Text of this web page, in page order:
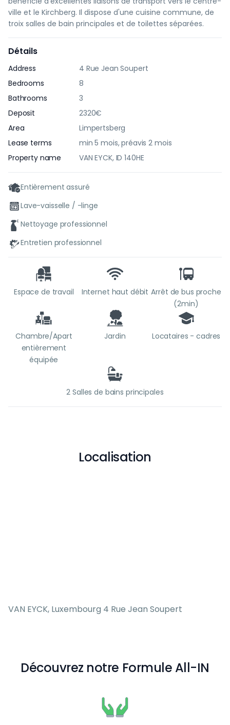
ville et le Kirchberg. Il dispose d'une cuisine commune, de
troix salles de bain principales et de toilettes séparées.
Détails
Address
4 Rue Jean Soupert
Bedrooms
8
Bathrooms
3
Deposit
2320€
Area
Limpertsberg
Lease terms
min 5 mois, préavis 2 mois
Property name
VAN EYCK, ID 140HE
Entièrement assuré
Lave-vaisselle / -linge
Nettoyage professionnel
Entretien professionnel
Espace de travail Internet haut débit Arrêt de bus proche
(2min)
Chambre/Apart
entièrement
équipée
Jardin Locataires - cadres
2 Salles de bains principales
Localisation
VAN EYCK, Luxembourg 4 Rue Jean Soupert
Découvrez notre Formule All-IN